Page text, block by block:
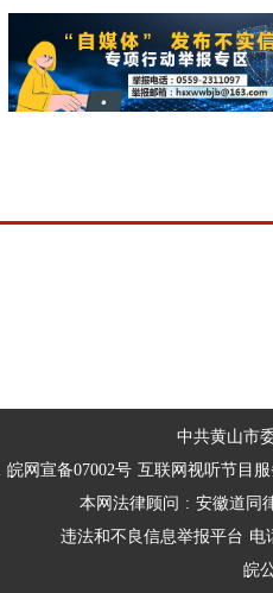
中共黄山市
皖网宣备07002号 互联网视听节目服
本网法律顾问 : 安徽道同
违法和不良信息举报平台 电
皖